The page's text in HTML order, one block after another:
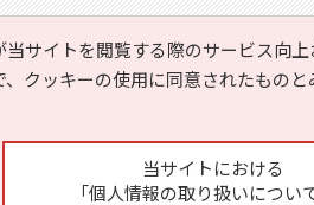
当サイトを閲覧する際のサービス向
クッキーの使用に同意されたものと
当サイトにおける
「個人情報の取り扱いについ